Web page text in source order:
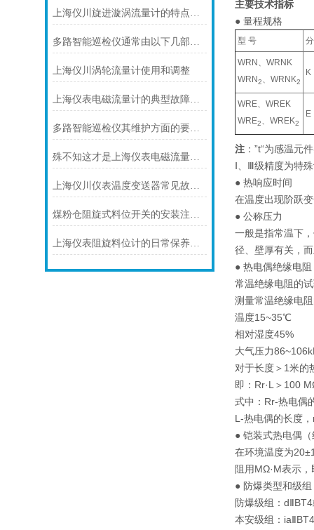
上海仪川旋进漩涡流量计的特点介绍
多路智能巡检仪通常由以下几部分组成
上海仪川涡轮流量计使用和调整
上海仪表电磁流量计的典型故障诊断及处理方法
多路智能巡检仪其维护方面的要点是什么？
殊不知这才是上海仪表电磁流量计的功能所在
上海仪川仪表温度变送器常见故障及解决方法
煤粉仓阻旋式料位开关的安装注意事项
上海仪表阻旋料位计的日常保养注意事项如下
主要技术指标
● 量程规格
型 号
WRN、WRNK
WRN2、WRNK2
K
WRE、WREK
WRE2、WREK2
E
注：”t“为感温元
Ⅰ、Ⅲ级精度为特
● 热响应时间
在温度出现阶跃
● 公称压力
一般是指常温下
径、壁厚有关，
● 热电偶绝缘电阻
常温绝缘电阻的
测量常温绝缘电
温度15~35℃
相对湿度45%
大气压力
对于长度＞1米的
即：Rr·L＞100
式中：Rr-热电偶
L-热电偶的长度
● 铠装式热电偶
在环境温度为
阻用MΩ·M表示
● 防爆类型和级组
防爆级组：
本安级组：